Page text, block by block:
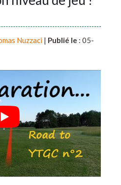
Nuzzaci | Publié le : 05-